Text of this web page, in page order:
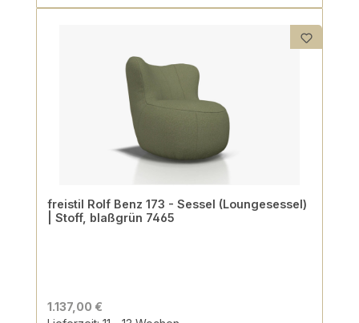
freistil Rolf Benz 173 - Sessel (Loungesessel)
| Stoff, blaßgrün 7465
1.137,00 €